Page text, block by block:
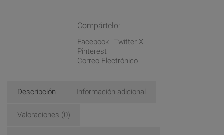
Compártelo:
Facebook Twitter X
Pinterest
Correo Electrónico
Descripción Información adicional
Valoraciones (0)